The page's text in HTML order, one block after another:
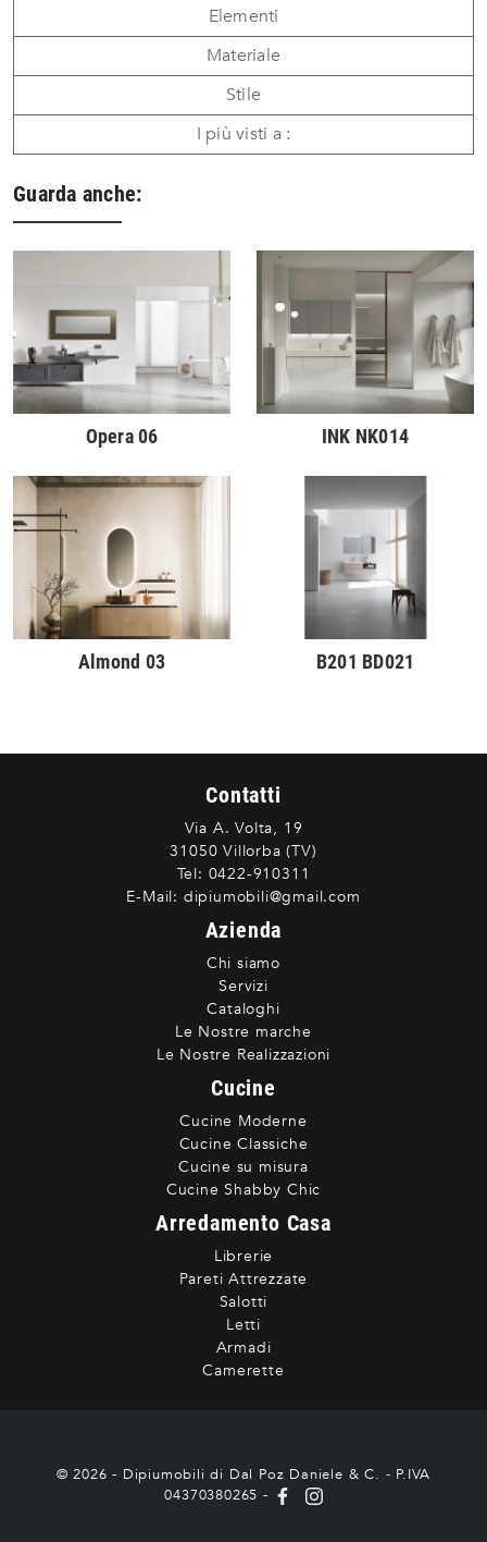
Elementi
Materiale
Stile
I più visti a :
Guarda anche:
Opera 06 INK NK014
Almond 03 B201 BD021
Contatti
Via A. Volta, 19
31050 Villorba (TV)
Tel: 0422-910311
E-Mail: dipiumobili@gmail.com
Azienda
Chi siamo
Servizi
Cataloghi
Le Nostre marche
Le Nostre Realizzazioni
Cucine
Cucine Moderne
Cucine Classiche
Cucine su misura
Cucine Shabby Chic
Arredamento Casa
Librerie
Pareti Attrezzate
Salotti
Letti
Armadi
Camerette
© 2026 - Dipiumobili di Dal Poz Daniele & C. - P.IVA
04370380265 -